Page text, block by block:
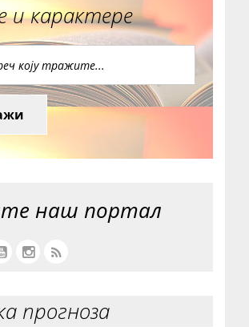
и карактере
наш портал
прогноза